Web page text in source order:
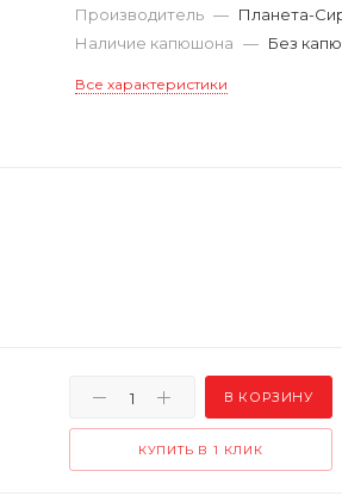
Производитель — Планета-
Наличие капюшона — Без
Все характеристики
В КОРЗИНУ
КУПИТЬ В 1 КЛИК